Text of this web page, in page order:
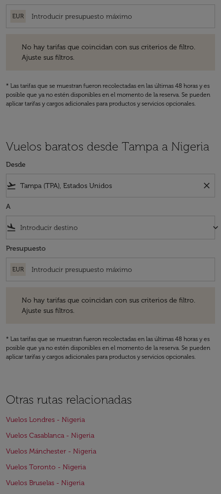
EUR
No hay tarifas que coincidan con sus criterios de filtro.
Ajuste sus filtros.
* Las tarifas que se muestran fueron recolectadas en las últimas 48 horas y es
posible que ya no estén disponibles en el momento de la reserva. Se pueden
aplicar tarifas y cargos adicionales para productos y servicios opcionales.
Vuelos baratos desde Tampa a Nigeria
Desde
flight_takeoff close
A
flight_land keyboard_arrow_down
Presupuesto
EUR
No hay tarifas que coincidan con sus criterios de filtro.
Ajuste sus filtros.
* Las tarifas que se muestran fueron recolectadas en las últimas 48 horas y es
posible que ya no estén disponibles en el momento de la reserva. Se pueden
aplicar tarifas y cargos adicionales para productos y servicios opcionales.
Otras rutas relacionadas
Vuelos Londres - Nigeria
Vuelos Casablanca - Nigeria
Vuelos Mánchester - Nigeria
Vuelos Toronto - Nigeria
Vuelos Bruselas - Nigeria